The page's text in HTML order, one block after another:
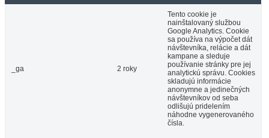
_ga 2 roky
Tento cookie je
nainštalovaný službou
Google Analytics. Cookie
sa používa na výpočet dát
návštevníka, relácie a dát
kampane a sleduje
používanie stránky pre jej
analytickú správu. Cookies
skladujú informácie
anonymne a jedinečných
návštevníkov od seba
odlišujú pridelením
náhodne vygenerovaného
čísla.